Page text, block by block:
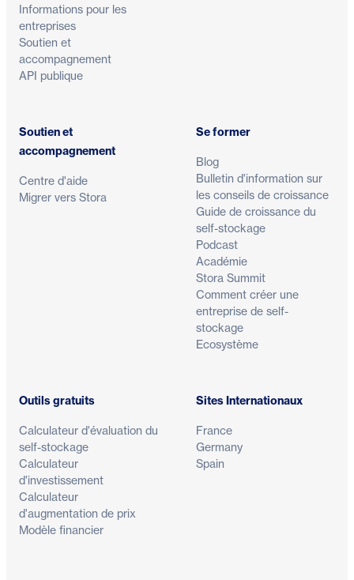
Informations pour les
entreprises
Soutien et
accompagnement
API publique
Soutien et
accompagnement
Centre d'aide
Migrer vers Stora
Se former
Blog
Bulletin d'information sur
les conseils de croissance
Guide de croissance du
self-stockage
Podcast
Académie
Stora Summit
Comment créer une
entreprise de self-
stockage
Ecosystème
Outils gratuits
Calculateur d'évaluation du
self-stockage
Calculateur
d'investissement
Calculateur
d'augmentation de prix
Modèle financier
Sites Internationaux
France
Germany
Spain